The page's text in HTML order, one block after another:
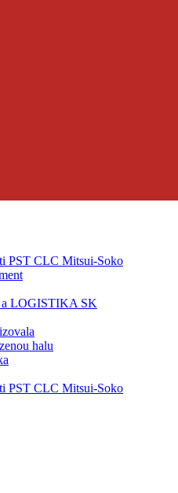
PST CLC Mitsui-Soko
a LOGISTIKA SK
halu
PST CLC Mitsui-Soko